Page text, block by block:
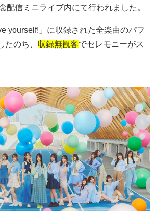
配信ミニライブ内にて行われました。
yourself! 」に収録された全楽曲のパフ
たのち、 収録無観客でセレモニーがス